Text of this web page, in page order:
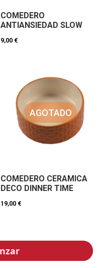
COMEDERO
ANTIANSIEDAD SLOW
9,00 €
AGOTADO
COMEDERO CERAMICA
DECO DINNER TIME
19,00 €